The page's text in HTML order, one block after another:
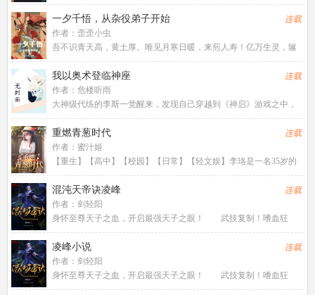
佛说书先生故事中的人物，从云瀑中来，往江湖中处去，行至青
山，看晚霞西落。若你问，谁是这江湖里的不归客？他会答，清
风，明月，我。……这或许是一个
一夕千悟，从杂役弟子开始
作者： 歪歪小虫
吾不识青天高，黄土厚。唯见月寒日暖，来煎人寿！亿万生灵，辗
转地狱，流浪生死，众苦逼迫，永无止息！段融魂穿异域，获得了
吞噬器灵的能力:兵刃、书画、古木、神像，万物有灵，我皆可吞
之！段融以此为基，小心经营
连载
我以奥术登临神座
作者： 危楼听雨
大神级代练的李斯一觉醒来，发现自己穿越到《神启》游戏之中，
成为了沉迷魔法的子爵大人。知道自己即将面对的是硝烟四起的大
陆全面战争、波澜壮阔的异世界远征、世界树的莫名腐朽、危机四
伏的深渊恶魔入侵.....
连载
重燃青葱时代
作者： 蜜汁姬
【重生】【高中】【校园】【日常】【轻文娱】李珞是一名35岁的
无业……灵活就业者。毕业后写过小说，拍过短剧，玩过音乐，送
过外卖，卖过路边小吃摊，甚至还给淘宝内衣店当过客服。而现
在，李珞重生回到了15岁的
连载
混沌天帝诀凌峰
作者： 剑轻阳
身怀至尊天子之血，开启最强天子之眼！ 武技复制！嗜血狂
暴！看破虚幻！记忆读取！焚世黑炎！分身瞬移！空间粉碎！无限
视界！时间静止！…… 【混沌天帝】凌峰：“我凭这双眼，敢叫
天地颤栗！”
连载
凌峰小说
作者： 剑轻阳
身怀至尊天子之血，开启最强天子之眼！ 武技复制！嗜血狂
暴！看破虚幻！记忆读取！焚世黑炎！分身瞬移！空间粉碎！无限
连载